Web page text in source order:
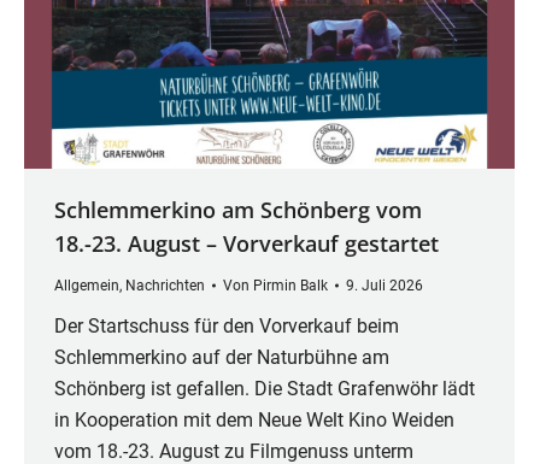
Schlemmerkino am Schönberg vom
18.-23. August – Vorverkauf gestartet
Allgemein, Nachrichten Von Pirmin Balk 9. Juli 2026
Der Startschuss für den Vorverkauf beim
Schlemmerkino auf der Naturbühne am
Schönberg ist gefallen. Die Stadt Grafenwöhr lädt
in Kooperation mit dem Neue Welt Kino Weiden
vom 18.-23. August zu Filmgenuss unterm